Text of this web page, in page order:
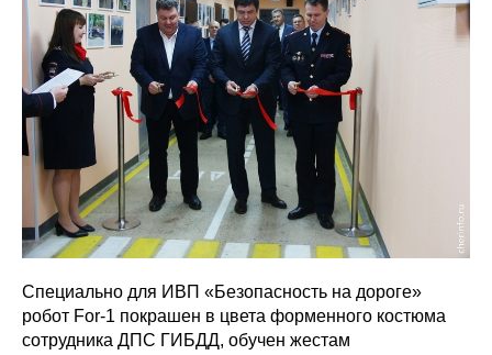
Специально для ИВП «Безопасность на дороге»
робот For-1 покрашен в цвета форменного костюма
сотрудника ДПС ГИБДД, обучен жестам